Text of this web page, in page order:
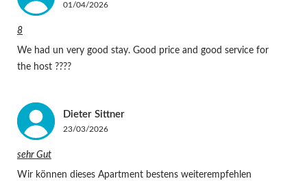
01/04/2026
8
We had un very good stay. Good price and good service for
the host ????
Dieter Sittner
23/03/2026
sehr Gut
Wir können dieses Apartment bestens weiterempfehlen